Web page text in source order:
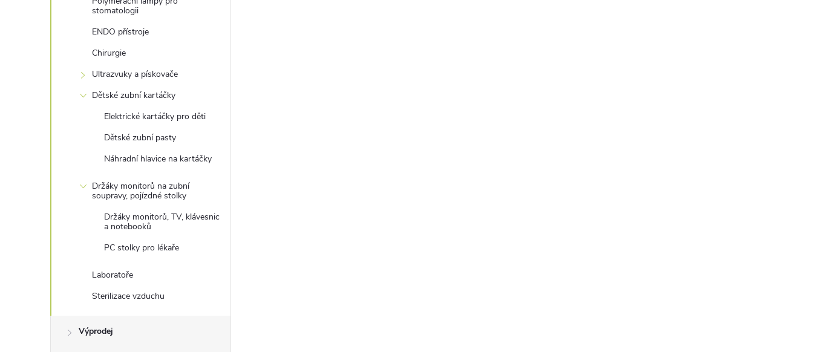
stomatologii
ENDO přístroje
Chirurgie
Ultrazvuky a pískovače
Dětské zubní kartáčky
Elektrické kartáčky pro děti
Dětské zubní pasty
Náhradní hlavice na kartáčky
Držáky monitorů na zubní
soupravy, pojízdné stolky
Držáky monitorů, TV, klávesnic
a notebooků
PC stolky pro lékaře
Laboratoře
Sterilizace vzduchu
Výprodej